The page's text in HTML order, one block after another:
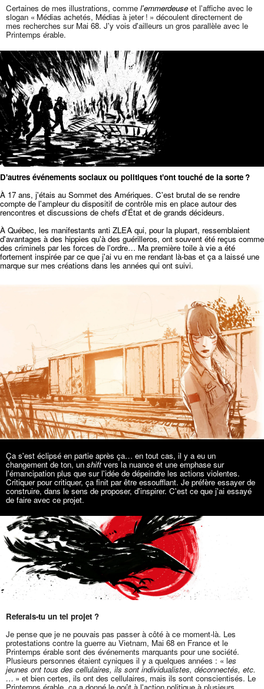
Certaines de mes illustrations, comme l'emmerdeuse et l'affiche avec le
slogan « Médias achetés, Médias à jeter ! » découlent directement de
mes recherches sur Mai 68. J'y vois d'ailleurs un gros parallèle avec le
Printemps érable.
D'autres événements sociaux ou politiques t'ont touché de la sorte ?
À 17 ans, j'étais au Sommet des Amériques. C'est brutal de se rendre
compte de l'ampleur du dispositif de contrôle mis en place autour des
rencontres et discussions de chefs d'État et de grands décideurs.
À Québec, les manifestants anti ZLEA qui, pour la plupart, ressemblaient
d'avantages à des hippies qu'à des guérilleros, ont souvent été reçus comme
des criminels par les forces de l'ordre… Ma première toile à vie a été
fortement inspirée par ce que j'ai vu en me rendant là-bas et ça a laissé une
marque sur mes créations dans les années qui ont suivi.
Ça s'est éclipsé en partie après ça… en tout cas, il y a eu un
changement de ton, un shift vers la nuance et une emphase sur
l'émancipation plus que sur l'idée de dépeindre les actions violentes.
Critiquer pour critiquer, ça finit par être essoufflant. Je préfère essayer de
construire, dans le sens de proposer, d'inspirer. C'est ce que j'ai essayé
de faire avec ce projet.
Referais-tu un tel projet ?
Je pense que je ne pouvais pas passer à côté à ce moment-là. Les
protestations contre la guerre au Vietnam, Mai 68 en France et le
Printemps érable sont des événements marquants pour une société.
Plusieurs personnes étaient cyniques il y a quelques années : « les
jeunes ont tous des cellulaires, ils sont individualistes, déconnectés, etc.
… » et bien certes, ils ont des cellulaires, mais ils sont conscientisés. Le